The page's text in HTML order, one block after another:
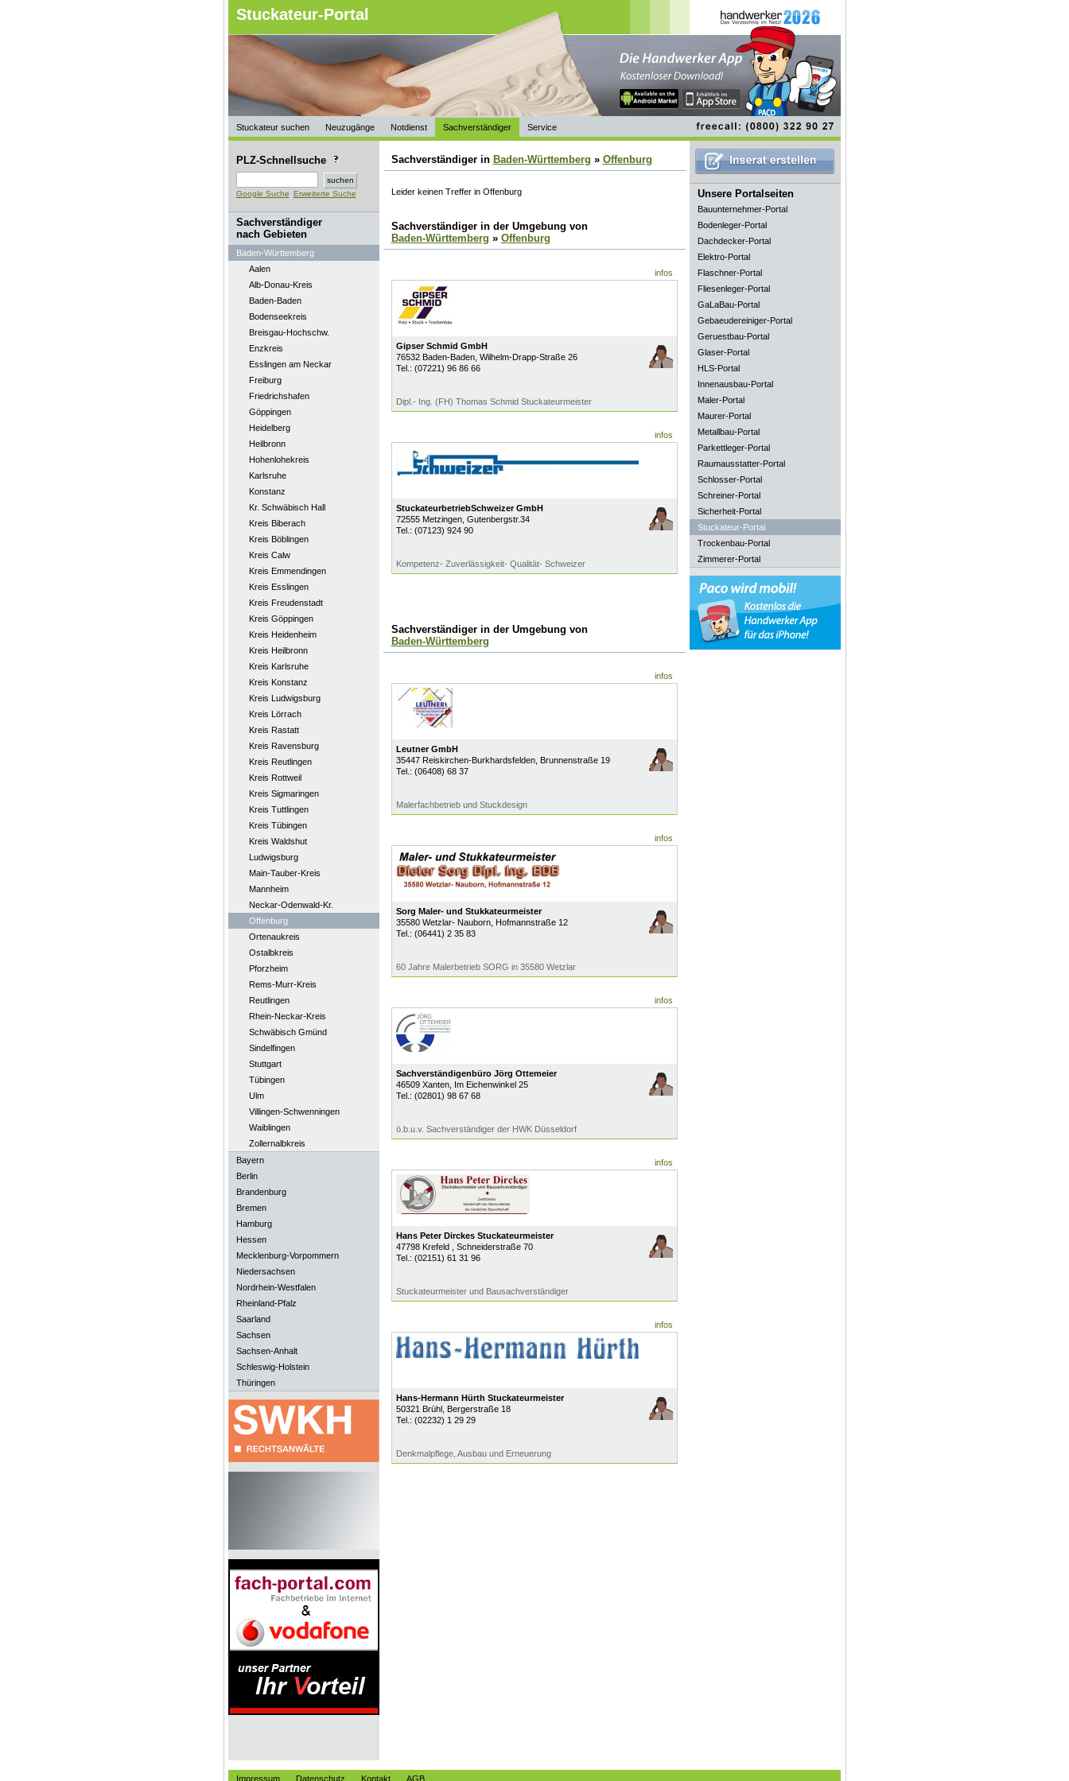
Stuckateur-Portal
Stuckateur suchen Neuzugänge Notdienst Sachverständiger Service
PLZ-Schnellsuche
Google Suche Erweiterte Suche
Sachverständiger
nach Gebieten
Baden-Württemberg
Aalen
Alb-Donau-Kreis
Baden-Baden
Bodenseekreis
Breisgau-Hochschw.
Enzkreis
Esslingen am Neckar
Freiburg
Friedrichshafen
Göppingen
Heidelberg
Heilbronn
Hohenlohekreis
Karlsruhe
Konstanz
Kr. Schwäbisch Hall
Kreis Biberach
Kreis Böblingen
Kreis Calw
Kreis Emmendingen
Kreis Esslingen
Kreis Freudenstadt
Kreis Göppingen
Kreis Heidenheim
Kreis Heilbronn
Kreis Karlsruhe
Kreis Konstanz
Kreis Ludwigsburg
Kreis Lörrach
Kreis Rastatt
Kreis Ravensburg
Kreis Reutlingen
Kreis Rottweil
Kreis Sigmaringen
Kreis Tuttlingen
Kreis Tübingen
Kreis Waldshut
Ludwigsburg
Main-Tauber-Kreis
Mannheim
Neckar-Odenwald-Kr.
Offenburg
Ortenaukreis
Ostalbkreis
Pforzheim
Rems-Murr-Kreis
Reutlingen
Rhein-Neckar-Kreis
Schwäbisch Gmünd
Sindelfingen
Stuttgart
Tübingen
Ulm
Villingen-Schwenningen
Waiblingen
Zollernalbkreis
Bayern
Berlin
Brandenburg
Bremen
Hamburg
Hessen
Mecklenburg-Vorpommern
Niedersachsen
Nordrhein-Westfalen
Rheinland-Pfalz
Saarland
Sachsen
Sachsen-Anhalt
Schleswig-Holstein
Thüringen
Sachverständiger in Baden-Württemberg » Offenburg
Leider keinen Treffer in Offenburg
Sachverständiger in der Umgebung von
Baden-Württemberg » Offenburg
infos
Gipser Schmid GmbH
76532 Baden-Baden, Wilhelm-Drapp-Straße 26
Tel.: (07221) 96 86 66
Dipl.- Ing. (FH) Thomas Schmid Stuckateurmeister
infos
StuckateurbetriebSchweizer GmbH
72555 Metzingen, Gutenbergstr.34
Tel.: (07123) 924 90
Kompetenz- Zuverlässigkeit- Qualität- Schweizer
Sachverständiger in der Umgebung von
Baden-Württemberg
infos
Leutner GmbH
35447 Reiskirchen-Burkhardsfelden, Brunnenstraße 19
Tel.: (06408) 68 37
Malerfachbetrieb und Stuckdesign
infos
Sorg Maler- und Stukkateurmeister
35580 Wetzlar- Nauborn, Hofmannstraße 12
Tel.: (06441) 2 35 83
60 Jahre Malerbetrieb SORG in 35580 Wetzlar
infos
Sachverständigenbüro Jörg Ottemeier
46509 Xanten, Im Eichenwinkel 25
Tel.: (02801) 98 67 68
ö.b.u.v. Sachverständiger der HWK Düsseldorf
infos
Hans Peter Dirckes Stuckateurmeister
47798 Krefeld
, Schneiderstraße 70
Tel.: (02151) 61 31 96
Stuckateurmeister und Bausachverständiger
infos
Hans-Hermann Hürth Stuckateurmeister
50321 Brühl, Bergerstraße 18
Tel.: (02232) 1 29 29
Denkmalpflege, Ausbau und Erneuerung
Unsere Portalseiten
Bauunternehmer-Portal
Bodenleger-Portal
Dachdecker-Portal
Elektro-Portal
Flaschner-Portal
Fliesenleger-Portal
GaLaBau-Portal
Gebaeudereiniger-Portal
Geruestbau-Portal
Glaser-Portal
HLS-Portal
Innenausbau-Portal
Maler-Portal
Maurer-Portal
Metallbau-Portal
Parkettleger-Portal
Raumausstatter-Portal
Schlosser-Portal
Schreiner-Portal
Sicherheit-Portal
Stuckateur-Portal
Trockenbau-Portal
Zimmerer-Portal
Impressum Datenschutz Kontakt AGB